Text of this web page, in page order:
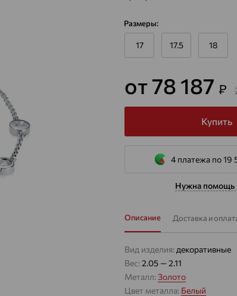
Размеры:
17 17.5 18
от 78 187 ₽
Купить
4 платежа по 19
Нужна помощь
Описание Доставка и
Вид изделия: декоративные
Вес:2.05 — 2.11
Металл:Золото
Цвет металла: Белый